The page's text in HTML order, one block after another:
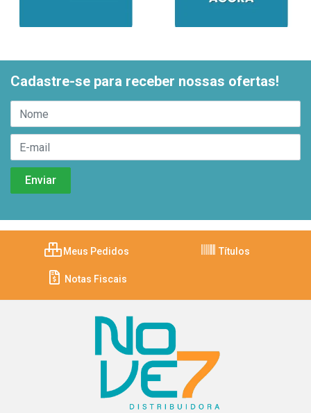
Cadastre-se para receber nossas ofertas!
Meus Pedidos Títulos
Notas Fiscais